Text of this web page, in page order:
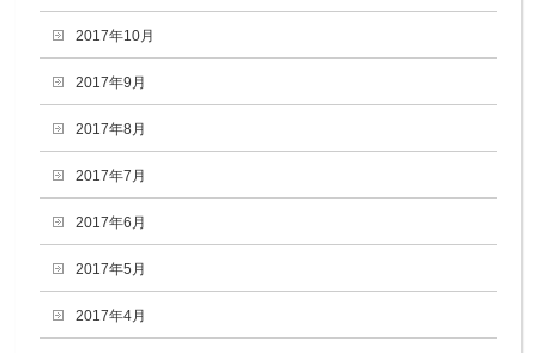
2017年10月
2017年9月
2017年8月
2017年7月
2017年6月
2017年5月
2017年4月